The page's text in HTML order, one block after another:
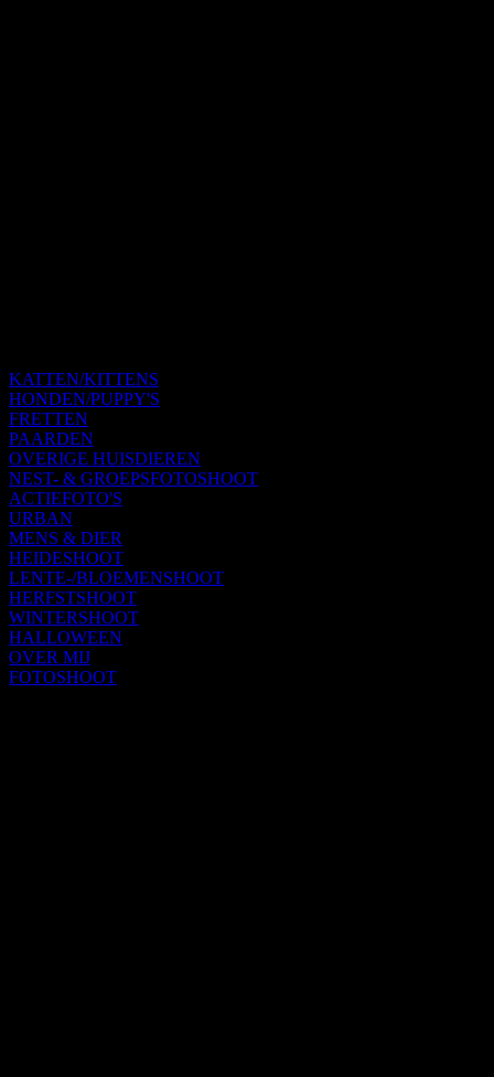
KATTEN/KITTENS
HONDEN/PUPPY'S
FRETTEN
PAARDEN
OVERIGE HUISDIEREN
NEST- & GROEPSFOTOSHOOT
ACTIEFOTO'S
URBAN
MENS & DIER
HEIDESHOOT
LENTE-/BLOEMENSHOOT
HERFSTSHOOT
WINTERSHOOT
HALLOWEEN
OVER MIJ
FOTOSHOOT